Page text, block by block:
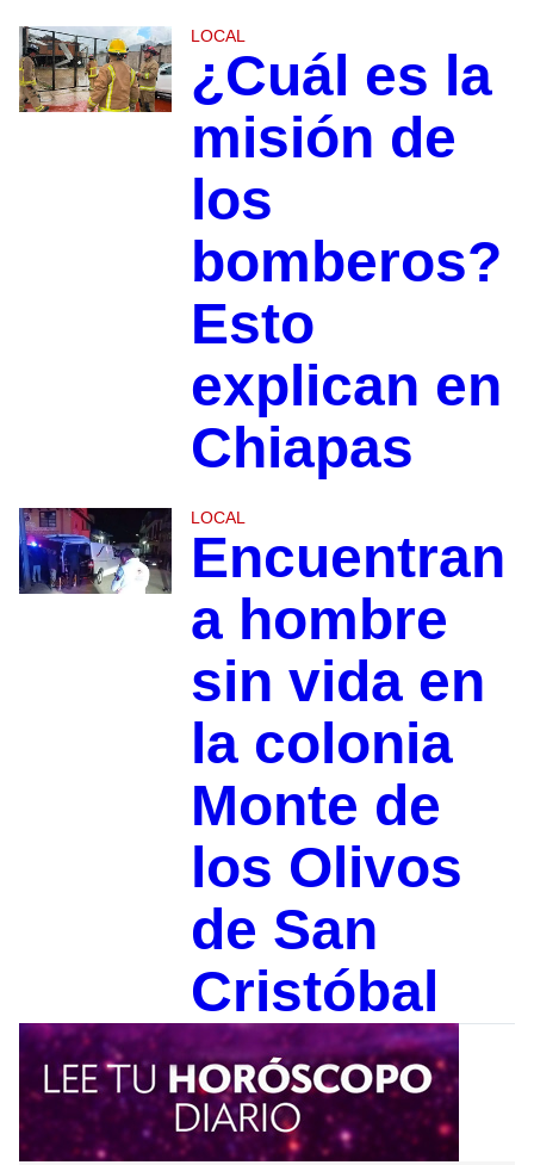
LOCAL
¿Cuál es la
misión de
los
bomberos?
Esto
explican en
Chiapas
LOCAL
Encuentran
a hombre
sin vida en
la colonia
Monte de
los Olivos
de San
Cristóbal